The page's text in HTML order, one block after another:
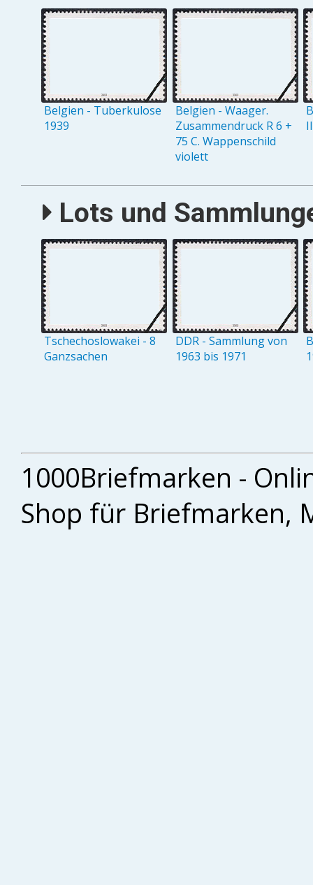
Belgien - Tuberkulose
1939
Belgien - Waager.
Zusammendruck R 6 +
75 C. Wappenschild
violett
Lots und
Tschechoslowakei - 8
Ganzsachen
DDR - Sammlung von
1963 bis 1971
1000Briefmarken -
Shop für Briefmarken,